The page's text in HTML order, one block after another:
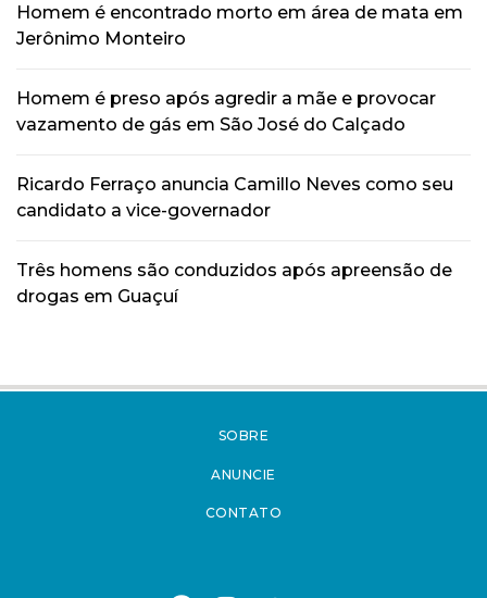
Homem é encontrado morto em área de mata em
Jerônimo Monteiro
Homem é preso após agredir a mãe e provocar
vazamento de gás em São José do Calçado
Ricardo Ferraço anuncia Camillo Neves como seu
candidato a vice-governador
Três homens são conduzidos após apreensão de
drogas em Guaçuí
SOBRE
ANUNCIE
CONTATO